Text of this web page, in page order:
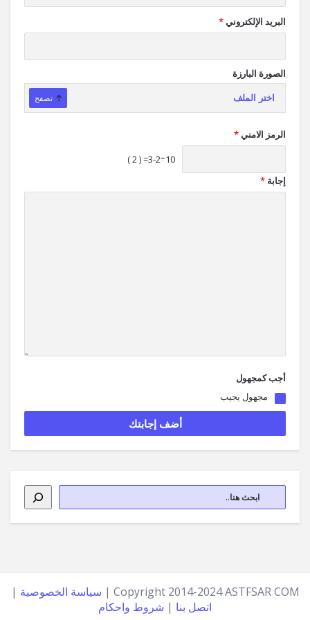
البريد الإلكتروني*
الصورة البارزة
اختر الملف تصفح
الرمز الامني*
10÷3-2= ( 2 )
إجابة *
أجب كمجهول
مجهول يجيب
Copyright 2014-2024 ASTFSAR COM | سياسة الخصوصية |
اتصل بنا | شروط واحكام